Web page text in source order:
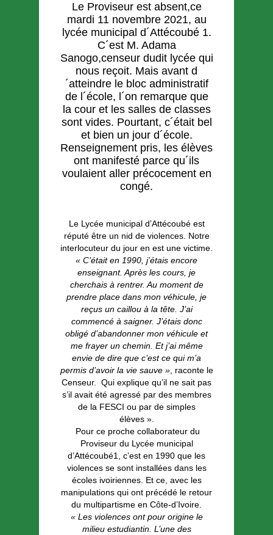
Le Proviseur est absent,ce
mardi 11 novembre 2021, au
lycée municipal d´Attécoubé 1.
C´est M. Adama
Sanogo,censeur dudit lycée qui
nous reçoit. Mais avant d
´atteindre le bloc administratif
de l´école, l´on remarque que
la cour et les salles de classes
sont vides. Pourtant, c´était bel
et bien un jour d´école.
Renseignement pris, les élèves
ont manifesté parce qu´ils
voulaient aller précocement en
congé.
Le Lycée municipal d’Attécoubé est
réputé être un nid de violences. Notre
interlocuteur du jour en est une victime.
« C’était en 1990, j’étais encore
enseignant. Après les cours, je
cherchais à rentrer. Au moment de
prendre place dans mon véhicule, je
reçus un caillou à la tête. J’ai
commencé à saigner. J’étais donc
obligé d’abandonner mon véhicule et
me frayer un chemin. Et j’ai même
envie de dire que c’est ce qui m’a
permis d’avoir la vie sauve », raconte le
Censeur. Qui explique qu’il ne sait pas
s’il avait été agressé par des membres
de la FESCI ou par de simples
élèves ».
Pour ce proche collaborateur du
Proviseur du Lycée municipal
d’Attécoubé1, c’est en 1990 que les
violences se sont installées dans les
écoles ivoiriennes. Et ce, avec les
manipulations qui ont précédé le retour
du multipartisme en Côte-d’Ivoire.
« Les violences ont pour origine le
milieu estudiantin. L’une des